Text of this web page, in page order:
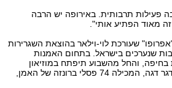
פעילות תרבותית. באירופה יש הרבה
מאוד הפתיע אותי".
שעורכת לוי-וילאר בהוצאת השגרירות
שנערכים בישראל. בתחום האמנות
בחיפה, והחל מהשבוע תיפתח במוזיאון
תל-אביב לאמנות תערוכת פסלים מיצירתיו של אדגר דגה, המכילה 74 פסלי ברונזה של האמן,